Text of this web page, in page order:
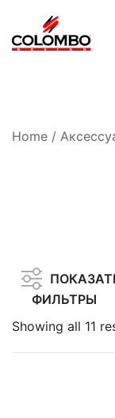
Home /
ФИЛЬТРЫ
Showing all 11